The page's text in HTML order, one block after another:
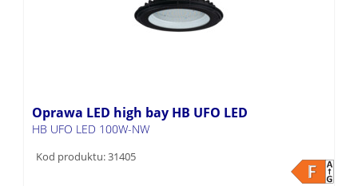
Oprawa LED high bay HB UFO LED
HB UFO LED 100W-NW
Kod produktu: 31405